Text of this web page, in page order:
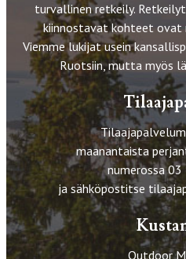
turvallinen retkeily.
kiinnostavat kohteet ovat
Viemme lukijat usein
Ruotsiin, mutta myös
maanantaista
numerossa
ja sähköpostitse
Outdoor